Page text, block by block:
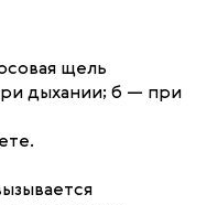
щель
дыхании; б — при